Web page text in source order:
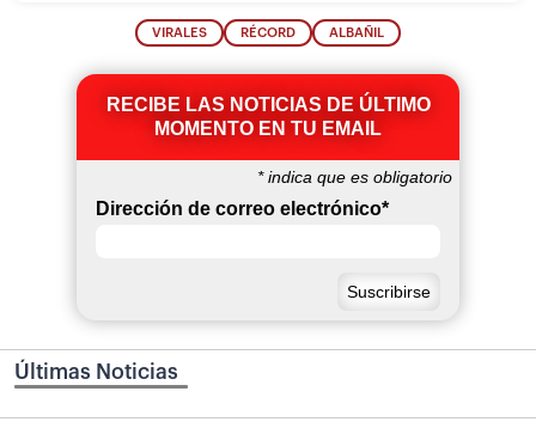
VIRALES RÉCORD ALBAÑIL
RECIBE LAS NOTICIAS DE ÚLTIMO
MOMENTO EN TU EMAIL
*indica que es obligatorio
Dirección de correo electrónico*
Últimas Noticias